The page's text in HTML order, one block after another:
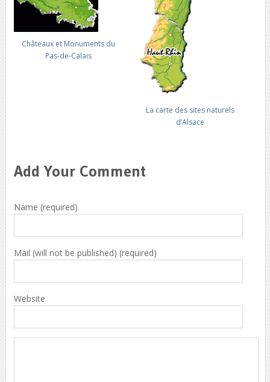
Châteaux et Monuments du
Pas-de-Calais
La carte des sites naturels
d’Alsace
Add Your Comment
Name (required)
Mail (will not be published) (required)
Website